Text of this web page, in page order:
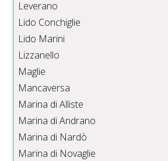
Leverano
Lido Conchiglie
Lido Marini
Lizzanello
Maglie
Mancaversa
Marina di Alliste
Marina di Andrano
Marina di Nardò
Marina di Novaglie